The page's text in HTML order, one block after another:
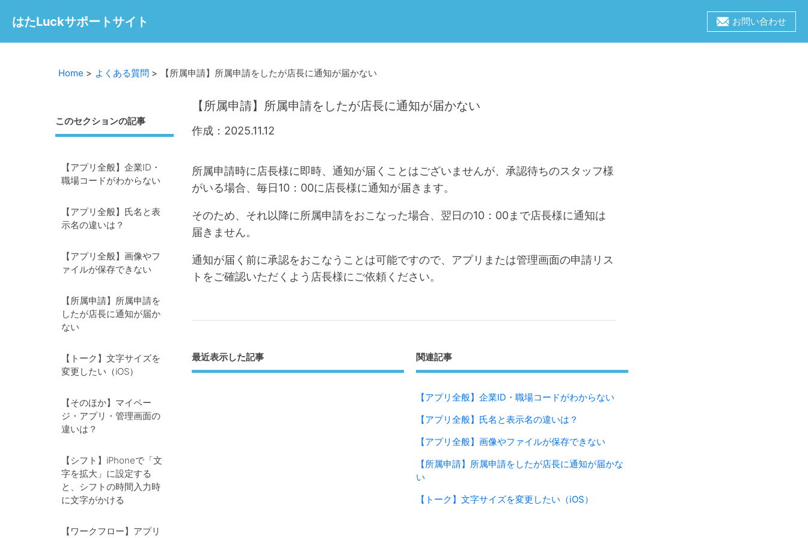
はたLuckサポートサイト お問い合わせ
Home よくある質問 【所属申請】所属申請をしたが店長に通知が届かない
このセクションの記事
【アプリ全般】企業ID・
職場コードがわからない
【アプリ全般】氏名と表
示名の違いは？
【アプリ全般】画像やフ
ァイルが保存できない
【所属申請】所属申請を
したが店長に通知が届か
ない
【トーク】文字サイズを
変更したい（iOS）
【そのほか】マイペー
ジ・アプリ・管理画面の
違いは？
【シフト】iPhoneで「文
字を拡大」に設定する
と、シフトの時間入力時
に文字がかける
【ワークフロー】アプリ
【所属申請】所属申請をしたが店長に通知が届かない
作成：2025.11.12
所属申請時に店長様に即時、通知が届くことはございませんが、承認待ちのスタッフ様
がいる場合、毎日10：00に店長様に通知が届きます。
そのため、それ以降に所属申請をおこなった場合、翌日の10：00まで店長様に通知は
届きません。
通知が届く前に承認をおこなうことは可能ですので、アプリまたは管理画面の申請リス
トをご確認いただくよう店長様にご依頼ください。
最近表示した記事 関連記事
【アプリ全般】企業ID・職場コードがわからない
【アプリ全般】氏名と表示名の違いは？
【アプリ全般】画像やファイルが保存できない
【所属申請】所属申請をしたが店長に通知が届かな
い
【トーク】文字サイズを変更したい（iOS）